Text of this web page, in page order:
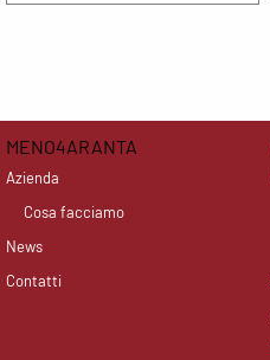
MENO4ARANTA
Azienda
Cosa facciamo
News
Contatti